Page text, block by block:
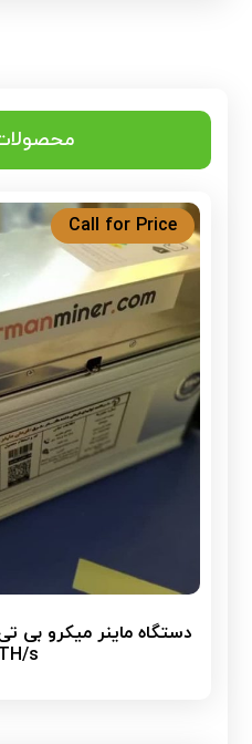
s
Call for Price